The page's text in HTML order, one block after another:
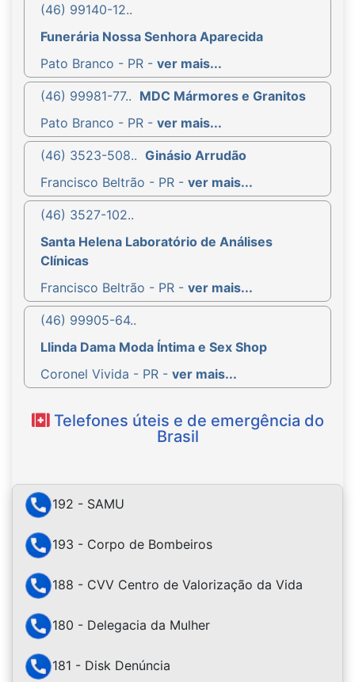
(46) 99140-12..
Funerária Nossa Senhora Aparecida
Pato Branco - PR - ver mais...
(46) 99981-77.. MDC Mármores e Granitos
Pato Branco - PR - ver mais...
(46) 3523-508.. Ginásio Arrudão
Francisco Beltrão - PR - ver mais...
(46) 3527-102..
Santa Helena Laboratório de Análises
Clínicas
Francisco Beltrão - PR - ver mais...
(46) 99905-64..
Llinda Dama Moda Íntima e Sex Shop
Coronel Vivida - PR - ver mais...
Telefones úteis e de emergência do
Brasil
192 - SAMU
193 - Corpo de Bombeiros
188 - CVV Centro de Valorização da Vida
180 - Delegacia da Mulher
181 - Disk Denúncia